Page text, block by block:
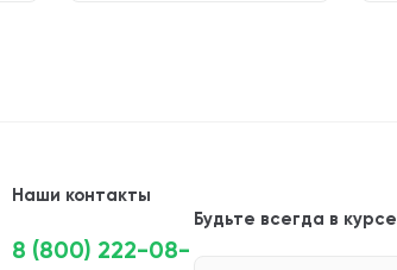
Наши контакты
8 (800) 222-08-
Будьте всегда в курсе